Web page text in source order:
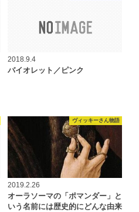
2018.9.4
バイオレット／ピンク
ヴィッキーさん物語
2019.2.26
オーラソーマの「ポマンダー」と
いう名前には歴史的にどんな由来